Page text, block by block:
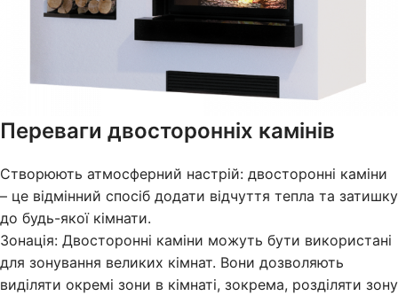
Переваги двосторонніх камінів
Створюють атмосферний настрій: двосторонні каміни
– це відмінний спосіб додати відчуття тепла та затишку
до будь-якої кімнати.
Зонація: Двосторонні каміни можуть бути використані
для зонування великих кімнат. Вони дозволяють
виділяти окремі зони в кімнаті, зокрема, розділяти зону